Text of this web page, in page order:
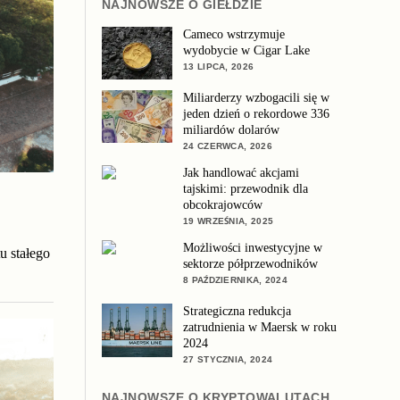
stałego
NAJNOWSZE O GIEŁDZIE
Cameco wstrzymuje
wydobycie w Cigar Lake
13 LIPCA, 2026
Miliarderzy wzbogacili się w
jeden dzień o rekordowe 336
miliardów dolarów
24 CZERWCA, 2026
Jak handlować akcjami
tajskimi: przewodnik dla
obcokrajowców
19 WRZEŚNIA, 2025
Możliwości inwestycyjne w
sektorze półprzewodników
8 PAŹDZIERNIKA, 2024
Strategiczna redukcja
zatrudnienia w Maersk w roku
2024
27 STYCZNIA, 2024